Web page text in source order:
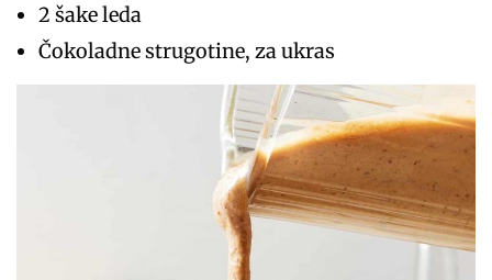
2 šake leda
Čokoladne strugotine, za ukras